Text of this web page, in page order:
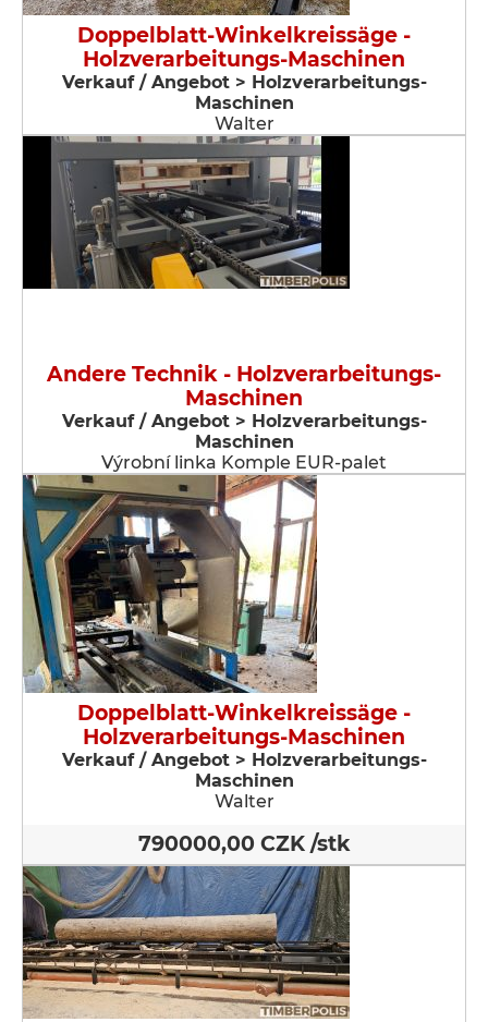
Doppelblatt-Winkelkreissäge -
Holzverarbeitungs-Maschinen
Verkauf / Angebot > Holzverarbeitungs-
Maschinen
Walter
Andere Technik - Holzverarbeitungs-
Maschinen
Verkauf / Angebot > Holzverarbeitungs-
Maschinen
Výrobní linka Komple EUR-palet
Doppelblatt-Winkelkreissäge -
Holzverarbeitungs-Maschinen
Verkauf / Angebot > Holzverarbeitungs-
Maschinen
Walter
790000,00 CZK /stk